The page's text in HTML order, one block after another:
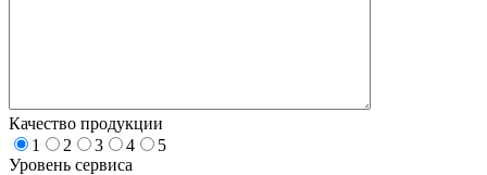
Качество продукции
1
2 3 4
5
Уровень сервиса